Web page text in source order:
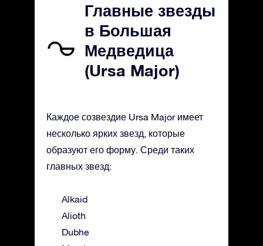
Главные звезды
в Большая
Медведица
(Ursa Major)
Каждое созвездие Ursa Major имеет
несколько ярких звезд, которые
образуют его форму. Среди таких
главных звезд:
Alkaid
Alioth
Dubhe